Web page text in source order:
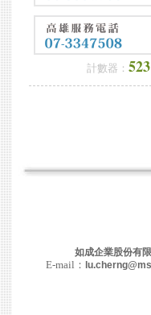
計數器： 523
如成企業股份有
E-mail：